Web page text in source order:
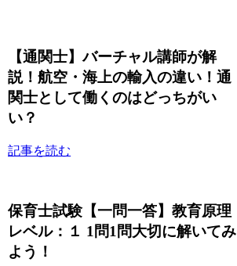
【通関士】バーチャル講師が解
説！航空・海上の輸入の違い！通
関士として働くのはどっちがい
い？
記事を読む
保育士試験【一問一答】教育原理
レベル：１ 1問1問大切に解いてみ
よう！